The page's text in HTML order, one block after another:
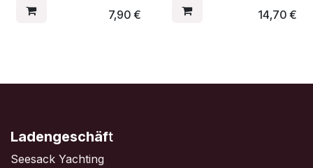
7,90€ 14,70€
Ladengeschäft
Seesack Yachting